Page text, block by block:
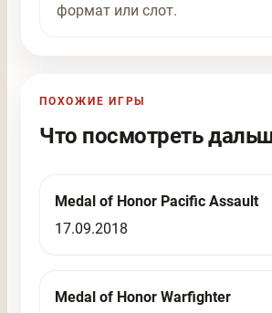
формат или слот.
ПОХОЖИЕ ИГРЫ
Что посмотреть
Medal of Honor Pacific Assault
17.09.2018
Medal of Honor Warfighter